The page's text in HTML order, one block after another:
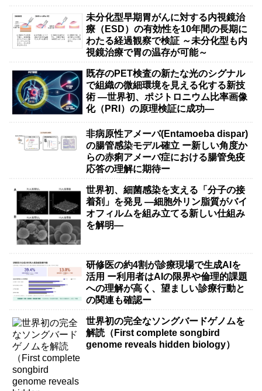
未分化型早期胃がんに対する内視鏡治
療（ESD）の有効性を10年間の長期に
わたる経過観察で検証 ～未分化型も内
視鏡治療で胃の温存が可能～
既存のPET検査の新たな光のシグナル
で組織の微細環境を見える化する新技
術 ―世界初、ポジトロニウム比率画像
化（PRI）の原理検証に成功―
非病原性アメーバ(Entamoeba dispar)
の腸管感染モデル確立 ー新しい角度か
らの赤痢アメーバ症における腸管免疫
応答の理解に期待ー
世界初、細菌感染を支える「分子の接
着剤」を発見 ―細胞外リン脂質がバイ
オフィルムを組み立てる新しい仕組み
を解明―
研修医の約4割が診療現場で生成AIを
活用 ー利用者はAIの限界や倫理的課題
への理解が高く、望ましい診療行動と
の関連も確認ー
世界初の完全なソングバードゲノムを
解読（First complete songbird
genome reveals hidden biology）